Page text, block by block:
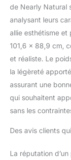
de Nearly Natural
analysant leurs
allie esthétisme et
101,6 x 88,9 cm,
et réaliste. Le
la légèreté
assurant une
qui souhaitent
sans les
Des avis clients
La réputation